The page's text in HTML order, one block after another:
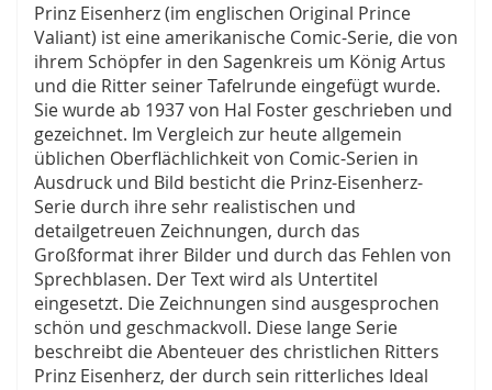
Prinz Eisenherz (im englischen Original Prince
Valiant) ist eine amerikanische Comic-Serie, die von
ihrem Schöpfer in den Sagenkreis um König Artus
und die Ritter seiner Tafelrunde eingefügt wurde.
Sie wurde ab 1937 von Hal Foster geschrieben und
gezeichnet. Im Vergleich zur heute allgemein
üblichen Oberflächlichkeit von Comic-Serien in
Ausdruck und Bild besticht die Prinz-Eisenherz-
Serie durch ihre sehr realistischen und
detailgetreuen Zeichnungen, durch das
Großformat ihrer Bilder und durch das Fehlen von
Sprechblasen. Der Text wird als Untertitel
eingesetzt. Die Zeichnungen sind ausgesprochen
schön und geschmackvoll. Diese lange Serie
beschreibt die Abenteuer des christlichen Ritters
Prinz Eisenherz, der durch sein ritterliches Ideal